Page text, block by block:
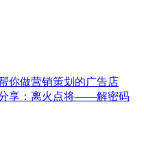
你做营销策划的广告店
分享：离火点将——解密码